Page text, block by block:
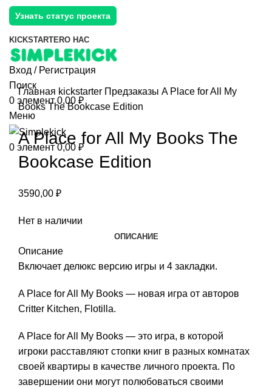
Узнать статус проекта
KICKSTARTERО НАС
Вход / Регистрация
Поиск
0 элемент 0,00 ₽
Меню
0 элемент 0,00 ₽
Главная kickstarter Предзаказы A Place for All My
Books The Bookcase Edition
A Place for All My Books The
Bookcase Edition
3590,00 ₽
Нет в наличии
ОПИСАНИЕ
Описание
Включает делюкс версию игры и 4 закладки.
A Place for All My Books — новая игра от авторов
Critter Kitchen, Flotilla.
A Place for All My Books — это игра, в которой
игроки расставляют стопки книг в разных комнатах
своей квартиры в качестве личного проекта. По
завершении они могут полюбоваться своими